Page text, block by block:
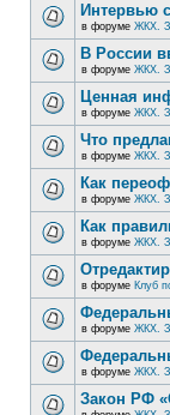
Интервью
в форуме ЖКХ.
В России
в форуме ЖКХ.
Ценная
в форуме ЖКХ.
Что
в форуме ЖКХ.
Как
в форуме ЖКХ.
Как
в форуме ЖКХ.
в форуме Клуб
в форуме ЖКХ.
в форуме ЖКХ.
Закон РФ